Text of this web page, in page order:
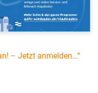
– Jetzt anmelden…“